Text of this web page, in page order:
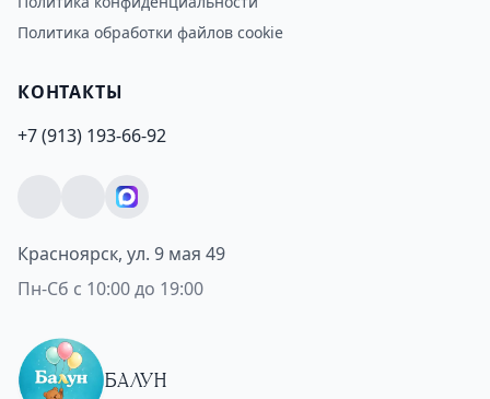
Политика обработки файлов cookie
КОНТАКТЫ
+7 (913) 193-66-92
Красноярск, ул. 9 мая 49
Пн-Сб с 10:00 до 19:00
БАЛУН